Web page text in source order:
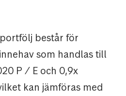
består för
som handlas till
P / E och 0,9x
kan jämföras med